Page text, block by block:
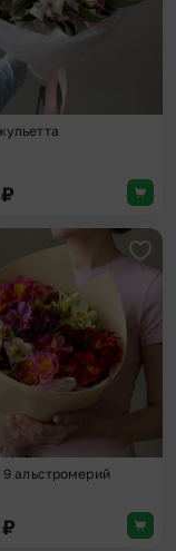
₽
9 альстромерий
₽